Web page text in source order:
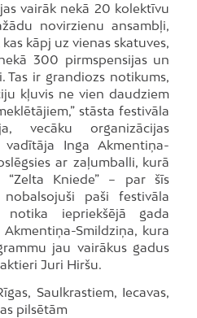
vairāk nekā 20 kolektīvu
novirzienu ansambļi,
kāpj uz vienas skatuves,
300 pirmspensijas un
Tas ir grandiozs notikums,
kļuvis ne vien daudziem
stāsta festivāla
vecāku organizācijas
vadītāja Inga Akmentiņa-
ar zaļumballi, kurā
“Zelta Kniede” – par šīs
paši festivāla
notika iepriekšējā gada
Smildziņa, kura
jau vairākus gadus
Juri Hiršu.
Saulkrastiem, Iecavas,
pilsētām